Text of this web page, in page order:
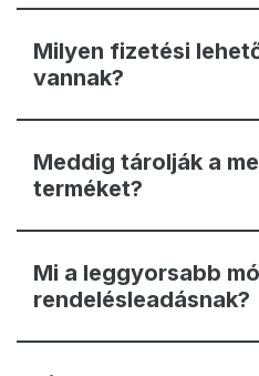
Milyen fizetési
vannak?
Meddig tárolják a
terméket?
Mi a leggyorsabb
rendelésleadásnak?